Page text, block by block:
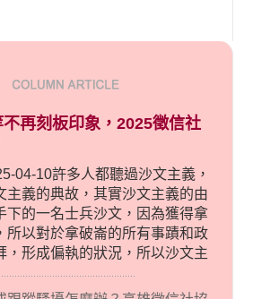
再刻板印象，2025徵信社
04-10許多人都聽過沙文主義，
主義的典故，其實沙文主義的由
下的一名士兵沙文，因為獲得拿
所以對於拿破崙的所有事蹟和政
，形成偏執的狀況，所以沙文主
暗指偏見和歧視，而且有沙文主
常對於自己的國家和民族有超強